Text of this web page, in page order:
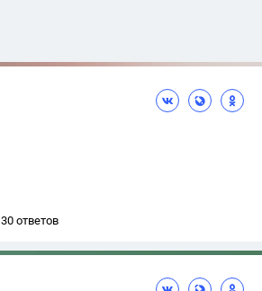
30 ответов